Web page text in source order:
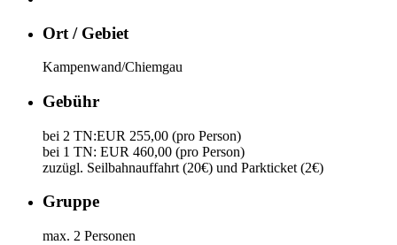
Ort / Gebiet
Kampenwand/Chiemgau
Gebühr
bei 2 TN:EUR 255,00 (pro Person)
bei 1 TN: EUR 460,00 (pro Person)
zuzügl. Seilbahnauffahrt (20€) und Parkticket (2€)
Gruppe
max. 2 Personen